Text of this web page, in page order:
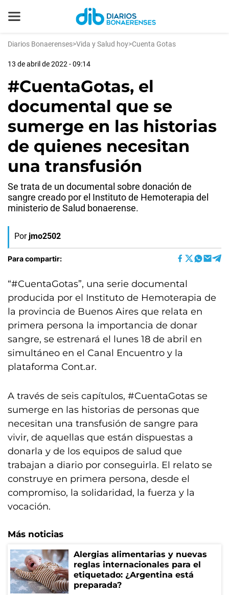
Diarios Bonaerenses>Vida y Salud hoy>Cuenta Gotas
13 de abril de 2022 - 09:14
#CuentaGotas, el
documental que se
sumerge en las historias
de quienes necesitan
una transfusión
Se trata de un documental sobre donación de
sangre creado por el Instituto de Hemoterapia del
ministerio de Salud bonaerense.
Por jmo2502
Para compartir:
“#CuentaGotas”, una serie documental
producida por el Instituto de Hemoterapia de
la provincia de Buenos Aires que relata en
primera persona la importancia de donar
sangre, se estrenará el lunes 18 de abril en
simultáneo en el Canal Encuentro y la
plataforma Cont.ar.
A través de seis capítulos, #CuentaGotas se
sumerge en las historias de personas que
necesitan una transfusión de sangre para
vivir, de aquellas que están dispuestas a
donarla y de los equipos de salud que
trabajan a diario por conseguirla. El relato se
construye en primera persona, desde el
compromiso, la solidaridad, la fuerza y la
vocación.
Más noticias
Alergias alimentarias y nuevas
reglas internacionales para el
etiquetado: ¿Argentina está
preparada?